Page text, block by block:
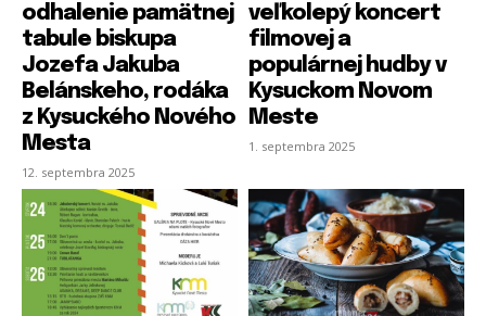
odhalenie pamätnej
tabule biskupa
Jozefa Jakuba
Belánskeho, rodáka
z Kysuckého Nového
Mesta
12. septembra 2025
veľkolepý koncert
filmovej a
populárnej hudby v
Kysuckom Novom
Meste
1. septembra 2025